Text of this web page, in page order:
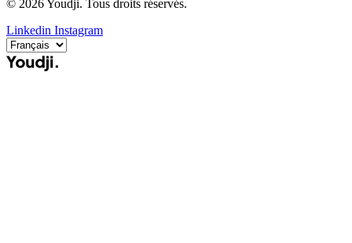
© 2026 Youdji. Tous droits réservés.
Linkedin Instagram